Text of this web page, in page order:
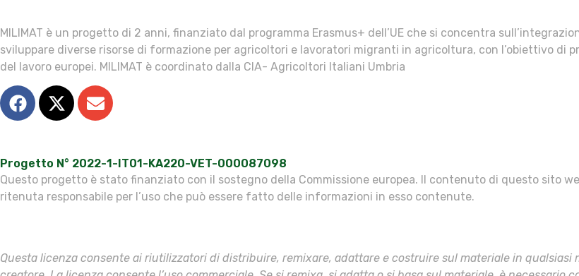
MILIMAT è un progetto di 2 anni, finanziato dal programma Erasmus+ dell’UE che si concentra
sviluppare diverse risorse di formazione per agricoltori e lavoratori migranti in agricoltura, con l’obiettivo di
del lavoro europei. MILIMAT è coordinato dalla CIA- Agricoltori Italiani Umbria
Progetto N° 2022-1-IT01-KA220-VET-000087098
Questo progetto è stato finanziato con il sostegno della Commissione europea. Il contenuto di questo sito
ritenuta responsabile per l’uso che può essere fatto delle informazioni in esso contenute.
Questa licenza consente ai riutilizzatori di distribuire, remixare, adattare e costruire sul materiale in